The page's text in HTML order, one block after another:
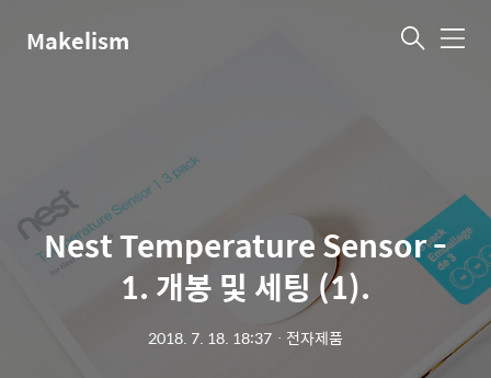
Makelism 메
Nest Temperature Sensor -
1. 개봉 및 세팅 (1).
2018. 7. 18. 18:37 ㆍ 전자제품